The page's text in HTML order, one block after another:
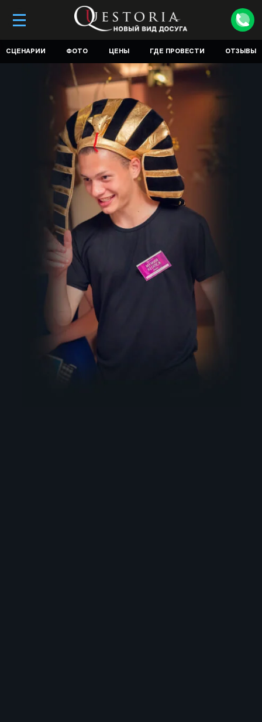
СЦЕНАРИИ ФОТО ЦЕНЫ ГДЕ ПРОВЕСТИ ОТЗЫВЫ